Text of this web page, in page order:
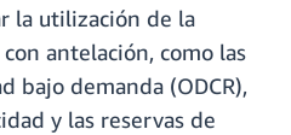
la utilización de la
antelación, como las
bajo demanda (ODCR),
y las reservas de